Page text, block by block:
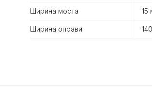
Ширина моста 15
Ширина оправи